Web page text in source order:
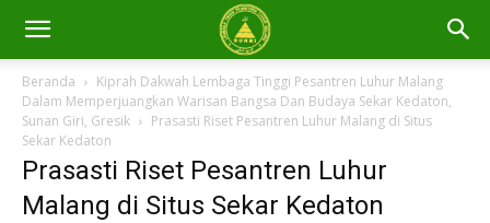
Beranda
Kiprah Dakwah Lembaga Tinggi Pesantren Luhur Malang
Dalam Memperjuangkan Warisan Bangsa Dan Budaya Sekar Kedaton,
Sunan Giri, Gresik
Prasasti Riset Pesantren Luhur Malang di Situs
Sekar Kedaton
Prasasti Riset Pesantren Luhur
Malang di Situs Sekar Kedaton